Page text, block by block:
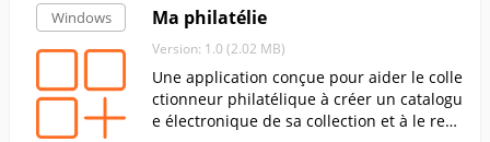
Windows Ma philatélie
Version: 1.0 (2.02 MB)
Une application conçue pour aider le colle
ctionneur philatélique à créer un catalogu
e électronique de sa collection et à le ren